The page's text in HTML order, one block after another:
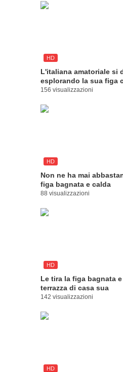
HD
L'italiana amatoriale si
esplorando la sua figa
156 visualizzazioni
HD
Non ne ha mai
figa bagnata e calda
88 visualizzazioni
HD
Le tira la figa bagnata
terrazza di casa sua
142 visualizzazioni
HD